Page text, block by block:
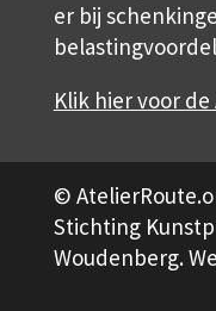
er bij
Klik hier voor
©
Stichting
Woudenberg.